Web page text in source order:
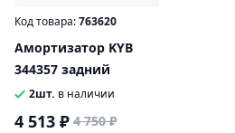
Код товара:763620
Амортизатор KYB
344357 задний
2шт. в наличии
4 513 ₽ 4 750 ₽